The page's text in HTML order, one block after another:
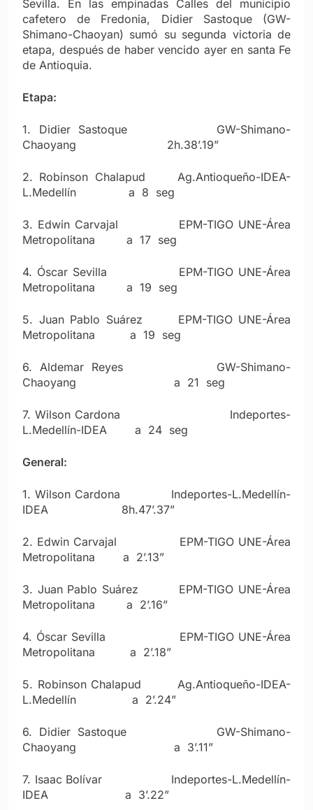
Sevilla. En las empinadas Calles del municipio
cafetero de Fredonia, Didier Sastoque (GW-
Shimano-Chaoyan) sumó su segunda victoria de
etapa, después de haber vencido ayer en santa Fe
de Antioquia.
Etapa:
1. Didier Sastoque GW-Shimano-
Chaoyang 2h.38’.19”
2. Robinson Chalapud Ag.Antioqueño-IDEA-
L.Medellín a 8 seg
3. Edwin Carvajal EPM-TIGO UNE-Área
Metropolitana a 17 seg
4. Óscar Sevilla EPM-TIGO UNE-Área
Metropolitana a 19 seg
5. Juan Pablo Suárez EPM-TIGO UNE-Área
Metropolitana a 19 seg
6. Aldemar Reyes GW-Shimano-
Chaoyang a 21 seg
7. Wilson Cardona Indeportes-
L.Medellín-IDEA a 24 seg
General:
1. Wilson Cardona Indeportes-L.Medellín-
IDEA 8h.47’.37”
2. Edwin Carvajal EPM-TIGO UNE-Área
Metropolitana a 2’.13”
3. Juan Pablo Suárez EPM-TIGO UNE-Área
Metropolitana a 2’.16”
4. Óscar Sevilla EPM-TIGO UNE-Área
Metropolitana a 2’.18”
5. Robinson Chalapud Ag.Antioqueño-IDEA-
L.Medellín a 2’.24”
6. Didier Sastoque GW-Shimano-
Chaoyang a 3’.11”
7. Isaac Bolívar Indeportes-L.Medellín-
IDEA a 3’.22”